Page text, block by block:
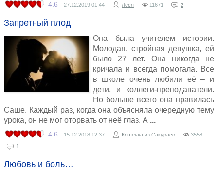
4.6 27.12.2019 01:44 Леся 11671 2
Запретный плод
Она была учителем истории.
Молодая, стройная девушка, ей
было 27 лет. Она никогда не
кричала и всегда помогала. Все
в школе очень любили её – и
дети, и коллеги-преподаватели.
Но больше всего она нравилась
Саше. Каждый раз, когда она объясняла очередную тему
урока, он не мог оторвать от неё глаз. А
4.6 15.12.2018 12:37 Кошечка из Сакурасо
3558
1
Любовь и боль…